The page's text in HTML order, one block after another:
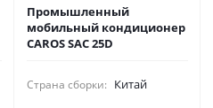
Промышленный
мобильный кондиционер
CAROS SAC 25D
Страна сборки: Китай